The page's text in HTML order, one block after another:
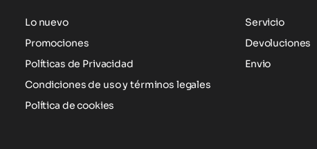
Lo nuevo
Promociones
Políticas de Privacidad
Condiciones de uso y términos legales
Política de cookies
Servicio
Devoluciones
Envio